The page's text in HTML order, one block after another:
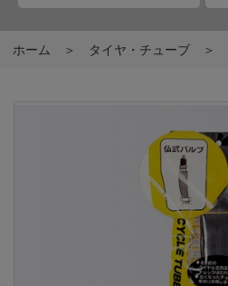
ホーム タイヤ・チューブ